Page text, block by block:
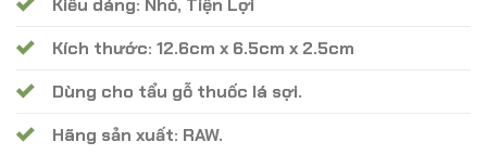
Kiểu dáng: Nhỏ, Tiện Lợi
Kích thước: 12.6cm x 6.5cm x 2.5cm
Dùng cho tẩu gỗ thuốc lá sợi.
Hãng sản xuất: RAW.